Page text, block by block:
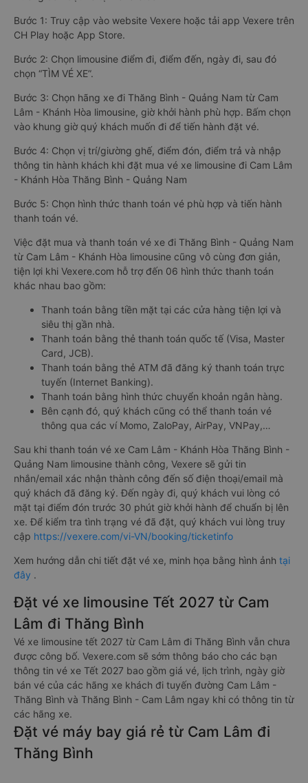
Bước 1: Truy cập vào website Vexere hoặc tải app Vexere trên
CH Play hoặc App Store.
Bước 2: Chọn limousine điểm đi, điểm đến, ngày đi, sau đó
chọn “TÌM VÉ XE”.
Bước 3: Chọn hãng xe đi Thăng Bình - Quảng Nam từ Cam
Lâm - Khánh Hòa limousine, giờ khởi hành phù hợp. Bấm chọn
vào khung giờ quý khách muốn đi để tiến hành đặt vé.
Bước 4: Chọn vị trí/giường ghế, điểm đón, điểm trả và nhập
thông tin hành khách khi đặt mua vé xe limousine đi Cam Lâm
- Khánh Hòa Thăng Bình - Quảng Nam
Bước 5: Chọn hình thức thanh toán vé phù hợp và tiến hành
thanh toán vé.
Việc đặt mua và thanh toán vé xe đi Thăng Bình - Quảng Nam
từ Cam Lâm - Khánh Hòa limousine cũng vô cùng đơn giản,
tiện lợi khi Vexere.com hỗ trợ đến 06 hình thức thanh toán
khác nhau bao gồm:
Thanh toán bằng tiền mặt tại các cửa hàng tiện lợi và
siêu thị gần nhà.
Thanh toán bằng thẻ thanh toán quốc tế (Visa, Master
Card, JCB).
Thanh toán bằng thẻ ATM đã đăng ký thanh toán trực
tuyến (Internet Banking).
Thanh toán bằng hình thức chuyển khoản ngân hàng.
Bên cạnh đó, quý khách cũng có thể thanh toán vé
thông qua các ví Momo, ZaloPay, AirPay, VNPay,…
Sau khi thanh toán vé xe Cam Lâm - Khánh Hòa Thăng Bình -
Quảng Nam limousine thành công, Vexere sẽ gửi tin
nhắn/email xác nhận thành công đến số điện thoại/email mà
quý khách đã đăng ký. Đến ngày đi, quý khách vui lòng có
mặt tại điểm đón trước 30 phút giờ khởi hành để chuẩn bị lên
xe. Để kiểm tra tình trạng vé đã đặt, quý khách vui lòng truy
cập https://vexere.com/vi-VN/booking/ticketinfo
Xem hướng dẫn chi tiết đặt vé xe, minh họa bằng hình ảnh tại
đây .
Đặt vé xe limousine Tết 2027 từ Cam
Lâm đi Thăng Bình
Vé xe limousine tết 2027 từ Cam Lâm đi Thăng Bình vẫn chưa
được công bố. Vexere.com sẽ sớm thông báo cho các bạn
thông tin vé xe Tết 2027 bao gồm giá vé, lịch trình, ngày giờ
bán vé của các hãng xe khách đi tuyến đường Cam Lâm -
Thăng Bình và Thăng Bình - Cam Lâm ngay khi có thông tin từ
các hãng xe.
Đặt vé máy bay giá rẻ từ Cam Lâm đi
Thăng Bình